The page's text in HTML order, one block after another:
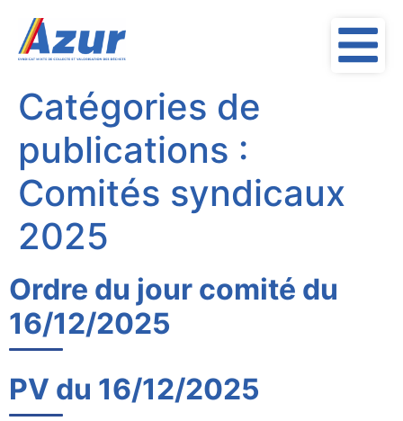
principal
Catégories de
publications :
Comités syndicaux
2025
Ordre du jour comité du
16/12/2025
PV du 16/12/2025